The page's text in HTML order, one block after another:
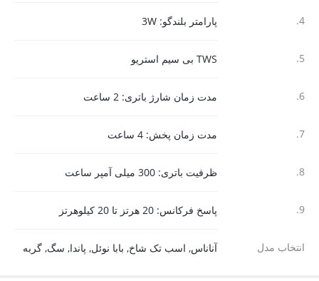
4. پارامتر بلندگو: 3W
5. TWS بی سیم استریو
6. مدت زمان شارژ باتری: 2 ساعت
7. مدت زمان پخش: 4 ساعت
8. ظرفیت باتری: 300 میلی آمپر ساعت
9. پاسخ فرکانس: 20 هرتز تا 20 کیلوهرتز
انتخاب مدل آناناس, اسب تک شاخ, بابا نوئل, پاندا, سگ, گربه